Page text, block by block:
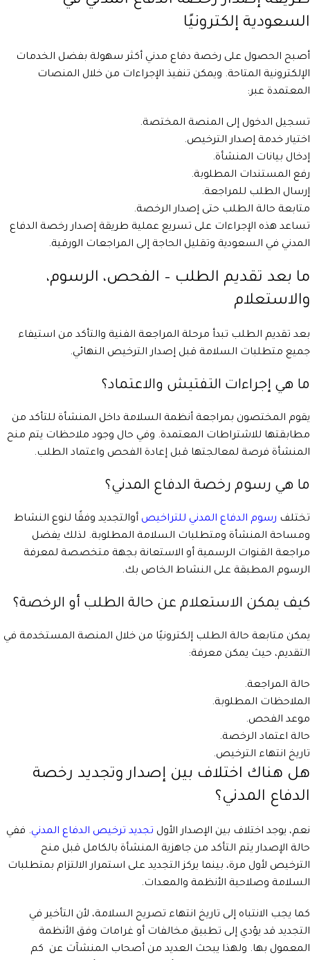
السعودية إلكترونيًا
أصبح الحصول على رخصة دفاع مدني أكثر سهولة بفضل الخدمات
الإلكترونية المتاحة. ويمكن تنفيذ الإجراءات من خلال المنصات
المعتمدة عبر:
تسجيل الدخول إلى المنصة المختصة.
اختيار خدمة إصدار الترخيص.
إدخال بيانات المنشأة.
رفع المستندات المطلوبة.
إرسال الطلب للمراجعة.
متابعة حالة الطلب حتى إصدار الرخصة.
تساعد هذه الإجراءات على تسريع عملية طريقة إصدار رخصة الدفاع
المدني في السعودية وتقليل الحاجة إلى المراجعات الورقية.
ما بعد تقديم الطلب – الفحص، الرسوم،
والاستعلام
بعد تقديم الطلب تبدأ مرحلة المراجعة الفنية والتأكد من استيفاء
جميع متطلبات السلامة قبل إصدار الترخيص النهائي.
ما هي إجراءات التفتيش والاعتماد؟
يقوم المختصون بمراجعة أنظمة السلامة داخل المنشأة للتأكد من
مطابقتها للاشتراطات المعتمدة. وفي حال وجود ملاحظات يتم منح
المنشأة فرصة لمعالجتها قبل إعادة الفحص واعتماد الطلب.
ما هي رسوم رخصة الدفاع المدني؟
تختلف رسوم الدفاع المدني للتراخيص أوالتجديد وفقًا لنوع النشاط
ومساحة المنشأة ومتطلبات السلامة المطلوبة. لذلك يفضل
مراجعة القنوات الرسمية أو الاستعانة بجهة متخصصة لمعرفة
الرسوم المطبقة على النشاط الخاص بك.
كيف يمكن الاستعلام عن حالة الطلب أو الرخصة؟
يمكن متابعة حالة الطلب إلكترونيًا من خلال المنصة المستخدمة في
التقديم، حيث يمكن معرفة:
حالة المراجعة.
الملاحظات المطلوبة.
موعد الفحص.
حالة اعتماد الرخصة.
تاريخ انتهاء الترخيص.
هل هناك اختلاف بين إصدار وتجديد رخصة
الدفاع المدني؟
نعم، يوجد اختلاف بين الإصدار الأول تجديد ترخيص الدفاع المدني. ففي
حالة الإصدار يتم التأكد من جاهزية المنشأة بالكامل قبل منح
الترخيص لأول مرة، بينما يركز التجديد على استمرار الالتزام بمتطلبات
السلامة وصلاحية الأنظمة والمعدات.
كما يجب الانتباه إلى تاريخ انتهاء تصريح السلامة، لأن التأخير في
التجديد قد يؤدي إلى تطبيق مخالفات أو غرامات وفق الأنظمة
المعمول بها. ولهذا يبحث العديد من أصحاب المنشآت عن كم